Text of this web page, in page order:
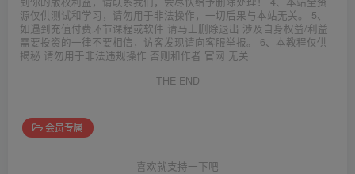
源仅供测试和学习，请勿用于非法操作，一切后果与本站无关。 5、
如遇到充值付费环节课程或软件 请马上删除退出 涉及自身权益/利益
需要投资的一律不要相信，访客发现请向客服举报。 6、本教程仅供
揭秘 请勿用于非法违规操作 否则和作者 官网 无关
THE END
会员专属
喜欢就支持一下吧